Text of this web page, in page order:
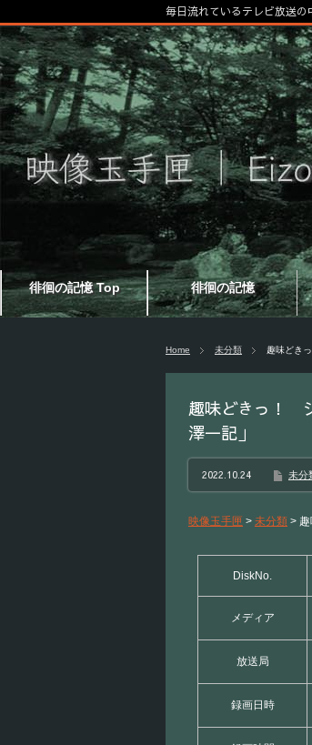
徘徊の記憶 Top 徘徊の記憶
毎日流れているテレビ放送
Home 未分類 趣味どき
趣味どきっ！
澤一記」
2022.10.24 未分
映像玉手匣 > 未分類 >
DiskNo.
メディア
放送局
録画日時